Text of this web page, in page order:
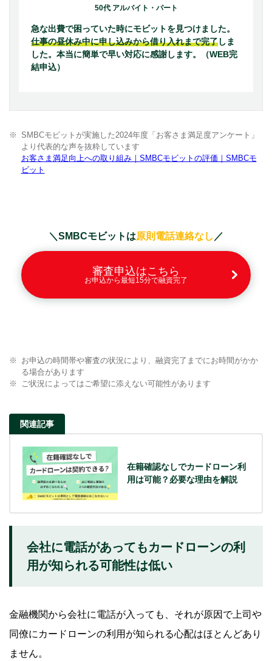
50代 アルバイト・パート
急な出費で困っていた時にモビットを見つけました。
仕事の昼休み中に申し込みから借り入れまで完了しま
した。本当に簡単で早い対応に感謝します。（WEB完
結申込）
SMBCモビットが実施した2024年度「お客さま満足度アンケート」
より代表的な声を抜粋しています
お客さま満足向上への取り組み｜SMBCモビットの評価｜SMBCモ
ビット
＼SMBCモビットは原則電話連絡なし ／
審査申込はこちら
お申込から最短15分で融資完了
お申込の時間帯や審査の状況により、融資完了までにお時間がかか
る場合があります
ご状況によってはご希望に添えない可能性があります
関連記事
在籍確認なしでカードローン利
用は可能？必要な理由を解説
会社に電話があってもカードローンの利
用が知られる可能性は低い
金融機関から会社に電話が入っても、それが原因で上司や
同僚にカードローンの利用が知られる心配はほとんどあり
ません。